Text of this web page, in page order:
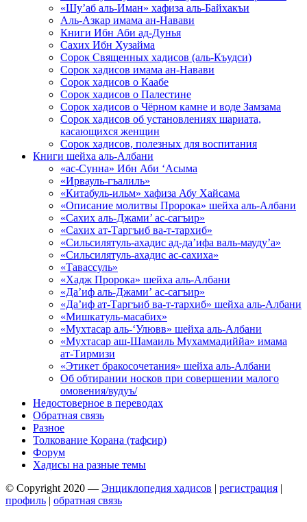
«Шу’аб аль-Иман» хафиза аль-Байхакъи
Аль-Азкар имама ан-Навави
Книги Ибн Аби ад-Дунья
Сахих Ибн Хузайма
Сорок Священных хадисов (аль-Къудси)
Сорок хадисов имама ан-Навави
Сорок хадисов о Каабе
Сорок хадисов о Палестине
Сорок хадисов о Чёрном камне и воде Замзама
Сорок хадисов об установлениях шариата,
касающихся женщин
Сорок хадисов, полезных для воспитания
Книги шейха аль-Албани
«ас-Сунна» Ибн Аби ‘Асыма
«Ирвауль-гъалиль»
«Китабуль-ильм» хафиза Абу Хайсама
«Описание молитвы Пророка» шейха аль-Албани
«Сахих аль-Джами’ ас-сагъир»
«Сахих ат-Таргъиб ва-т-тархиб»
«Сильсилятуль-ахадис ад-да’ифа валь-мауду’а»
«Сильсилятуль-ахадис ас-сахиха»
«Тавассуль»
«Хадж Пророка» шейха аль-Албани
«Да’иф аль-Джами’ ас-сагъир»
«Да’иф ат-Таргъиб ва-т-тархиб» шейха аль-Албани
«Мишкатуль-масабих»
«Мухтасар аль-‘Улювв» шейха аль-Албани
«Мухтасар аш-Шамаиль Мухаммадиййа» имама
ат-Тирмизи
«Этикет бракосочетания» шейха аль-Албани
Об обтирании носков при совершении малого
омовения/вудуъ/
Недостоверное в переводах
Обратная связь
Разное
Толкование Корана (тафсир)
Форум
Хадисы на разные темы
© Copyright 2020 — Энциклопедия хадисов | регистрация |
профиль | обратная связь